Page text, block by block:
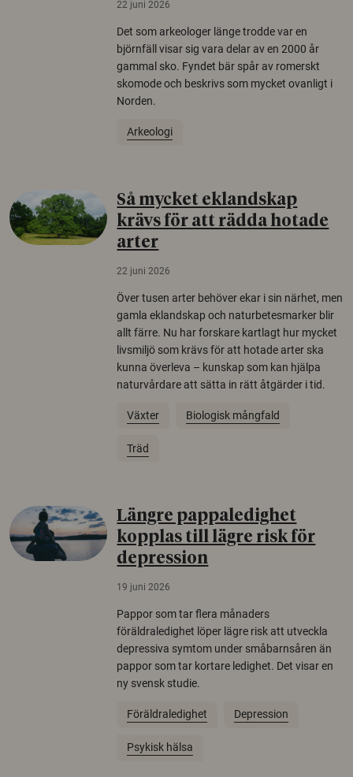
22 juni 2026
Det som arkeologer länge trodde var en
björnfäll visar sig vara delar av en 2000 år
gammal sko. Fyndet bär spår av romerskt
skomode och beskrivs som mycket ovanligt i
Norden.
Arkeologi
Så mycket eklandskap
krävs för att rädda hotade
arter
22 juni 2026
Över tusen arter behöver ekar i sin närhet, men
gamla eklandskap och naturbetesmarker blir
allt färre. Nu har forskare kartlagt hur mycket
livsmiljö som krävs för att hotade arter ska
kunna överleva – kunskap som kan hjälpa
naturvårdare att sätta in rätt åtgärder i tid.
Växter Biologisk mångfald
Träd
Längre pappaledighet
kopplas till lägre risk för
depression
19 juni 2026
Pappor som tar flera månaders
föräldraledighet löper lägre risk att utveckla
depressiva symtom under småbarnsåren än
pappor som tar kortare ledighet. Det visar en
ny svensk studie.
Föräldraledighet Depression
Psykisk hälsa